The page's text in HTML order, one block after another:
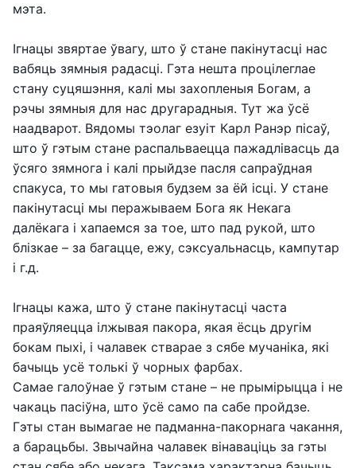
мэта.
Ігнацы звяртае ўвагу, што ў стане пакінутасці нас
вабяць зямныя радасці. Гэта нешта процілеглае
стану суцяшэння, калі мы захопленыя Богам, а
рэчы зямныя для нас другарадныя. Тут жа ўсё
наадварот. Вядомы тэолаг езуіт Карл Ранэр пісаў,
што ў гэтым стане распальваецца пажадлівасць да
ўсяго зямнога і калі прыйдзе пасля сапраўдная
спакуса, то мы гатовыя будзем за ёй ісці. У стане
пакінутасці мы перажываем Бога як Некага
далёкага і хапаемся за тое, што пад рукой, што
блізкае – за багацце, ежу, сэксуальнасць, кампутар
і г.д.
Ігнацы кажа, што ў стане пакінутасці часта
праяўляецца ілжывая пакора, якая ёсць другім
бокам пыхі, і чалавек стварае з сябе мучаніка, які
бачыць усё толькі ў чорных фарбах.
Самае галоўнае ў гэтым стане – не прымірыцца і не
чакаць пасіўна, што ўсё само па сабе пройдзе.
Гэты стан вымагае не падманна-пакорнага чакання,
а барацьбы. Звычайна чалавек вінаваціць за гэты